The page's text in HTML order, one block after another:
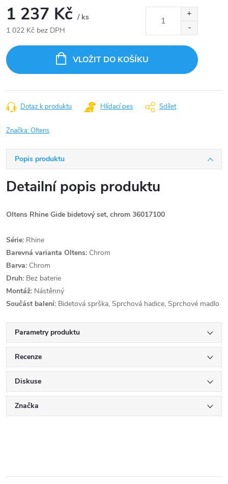
1 237 Kč / ks
1 022 Kč bez DPH
cena:
VLOŽIT DO KOŠÍKU
Dotaz k produktu Hlídací pes Sdílet
Značka:Oltens
Popis produktu
Detailní popis produktu
Oltens Rhine Gide bidetový set, chrom 36017100
Série: Rhine
Barevná varianta Oltens: Chrom
Barva: Chrom
Druh: Bez baterie
Montáž: Nástěnný
Součást balení: Bidetová sprška, Sprchová hadice, Sprchové madlo
Parametry produktu
Recenze
Diskuse
Značka